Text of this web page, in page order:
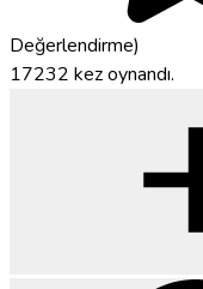
Değerlendirme)
17232 kez oynandı.